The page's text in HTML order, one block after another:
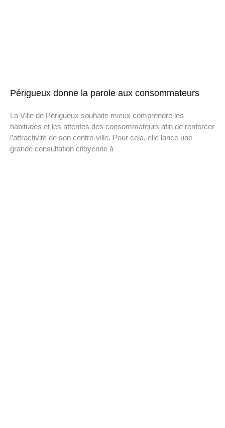
Périgueux donne la parole aux consommateurs
La Ville de Périgueux souhaite mieux comprendre les
habitudes et les attentes des consommateurs afin de renforcer
l’attractivité de son centre-ville. Pour cela, elle lance une
grande consultation citoyenne à